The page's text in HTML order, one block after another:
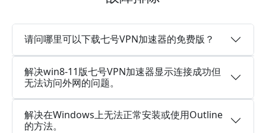
请问哪里可以下载七号VPN加速器的免费版？
解决win8-11版七号VPN加速器显示连接成功但
无法访问外网的问题。
解决在Windows上无法正常安装或使用Outline
的方法。